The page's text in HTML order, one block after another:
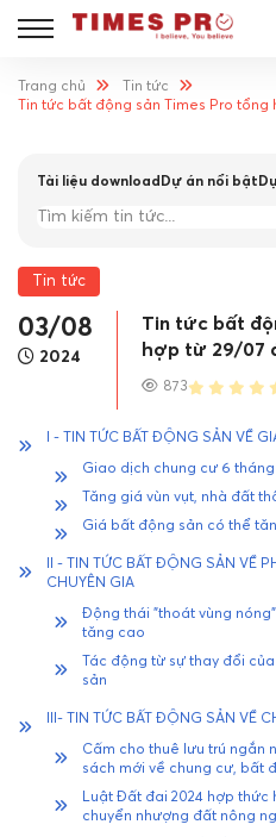
Trang chủ
Tin tức
Tin tức bất động sản Times Pro
Tài liệu download Dự án nổi bật
Tin tức
03/08
2024
Tin tức bất
hợp từ 29/07
873
I - TIN TỨC BẤT ĐỘNG SẢN VỀ
Giao dịch chung cư 6
Tăng giá vùn vụt, nhà đất
Giá bất động sản có thể
II - TIN TỨC BẤT ĐỘNG SẢN VỀ
CHUYÊN GIA
Động thái "thoát vùng
tăng cao
Tác động từ sự thay đổi
sản
III- TIN TỨC BẤT ĐỘNG SẢN VỀ
Cấm cho thuê lưu trú ngắn
sách mới về chung cư, bất
Luật Đất đai 2024 hợp thức
chuyển nhượng đất nông